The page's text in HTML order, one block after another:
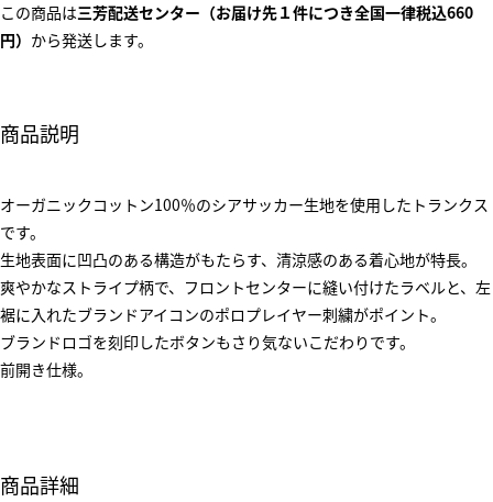
この商品は三芳配送センター（お届け先１件につき全国一律税込660
円） から発送します。
商品説明
オーガニックコットン100％のシアサッカー生地を使用したトランクス
です。
生地表面に凹凸のある構造がもたらす、清涼感のある着心地が特長。
爽やかなストライプ柄で、フロントセンターに縫い付けたラベルと、左
裾に入れたブランドアイコンのポロプレイヤー刺繍がポイント。
ブランドロゴを刻印したボタンもさり気ないこだわりです。
前開き仕様。
商品詳細